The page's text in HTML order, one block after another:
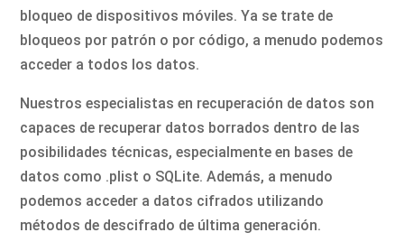
bloqueo de dispositivos móviles. Ya se trate de
bloqueos por patrón o por código, a menudo podemos
acceder a todos los datos.
Nuestros especialistas en recuperación de datos son
capaces de recuperar datos borrados dentro de las
posibilidades técnicas, especialmente en bases de
datos como .plist o SQLite. Además, a menudo
podemos acceder a datos cifrados utilizando
métodos de descifrado de última generación.